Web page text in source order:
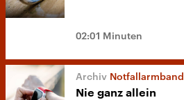
02:01 Minuten
Notfallarmband
Nie ganz allein